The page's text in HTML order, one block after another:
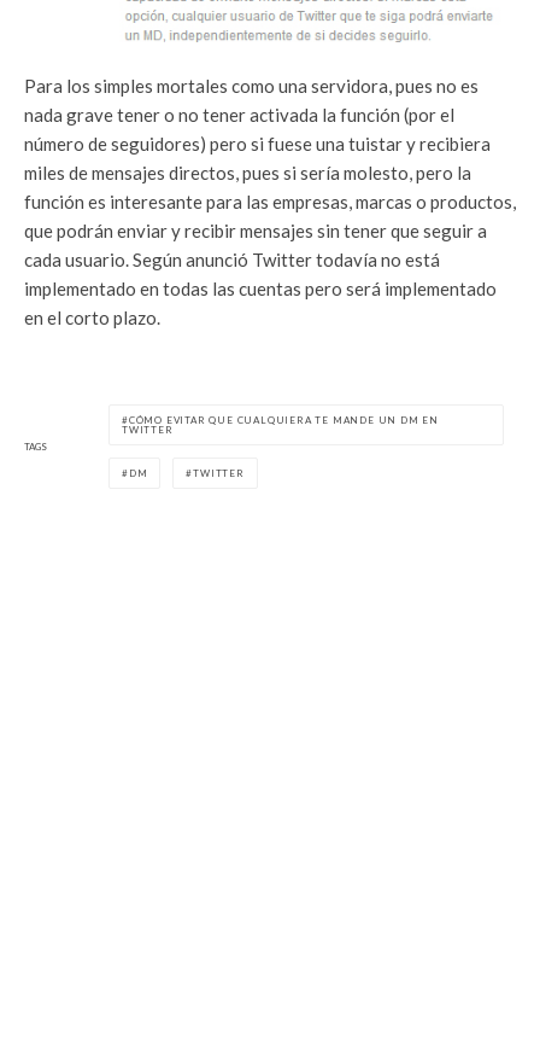
Para los simples mortales como una servidora, pues no es
nada grave tener o no tener activada la función (por el
número de seguidores) pero si fuese una tuistar y recibiera
miles de mensajes directos, pues si sería molesto, pero la
función es interesante para las empresas, marcas o productos,
que podrán enviar y recibir mensajes sin tener que seguir a
cada usuario. Según anunció Twitter todavía no está
implementado en todas las cuentas pero será implementado
en el corto plazo.
TAGS
CÓMO EVITAR QUE CUALQUIERA TE MANDE UN DM EN
TWITTER
DM TWITTER